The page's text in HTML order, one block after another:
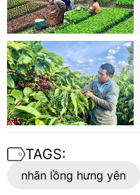
TAGS:
nhãn lồng hưng yên